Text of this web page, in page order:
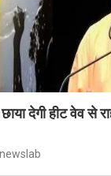
देगी हीट वेव से
newslab